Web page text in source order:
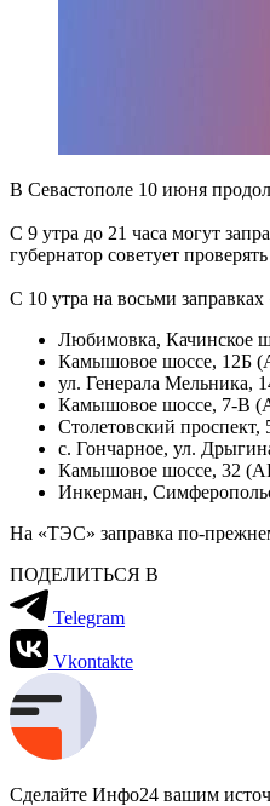
В Севастополе 10 июня
С 9 утра до 21 часа могут
губернатор советует
С 10 утра на восьми
Любимовка, Качинское
Камышовое шоссе, 12Б
ул. Генерала Мельника,
Камышовое шоссе, 7-В
Столетовский
с. Гончарное, ул.
Камышовое шоссе, 32
Инкерман,
На «ТЭС» заправка по-
ПОДЕЛИТЬСЯ В
Telegram
Vkontakte
Сделайте Инфо24 вашим